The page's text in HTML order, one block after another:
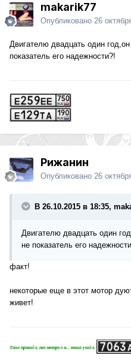
makarik77
Опубликовано 26
Двигателю двадцать один
показатель его надежности?!
Рижанин
Опубликовано 26
В 26.10.2015 в 18:35,
Двигателю двадцать один
не показатель его
факт!
некоторые еще в этот мотор
живет!
Тихо пришёл, посмотрел и... тихо ушёл.